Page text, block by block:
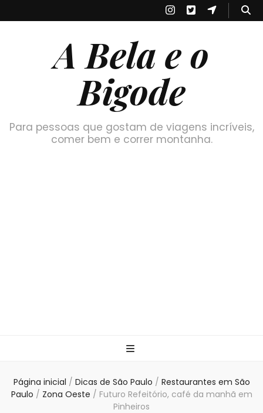
A Bela e o
Bigode
Para pessoas que gostam de viagens incríveis,
comer bem e correr montanha.
Página inicial / Dicas de São Paulo / Restaurantes em São
Paulo / Zona Oeste / Futuro Refeitório, café da manhã em
Pinheiros